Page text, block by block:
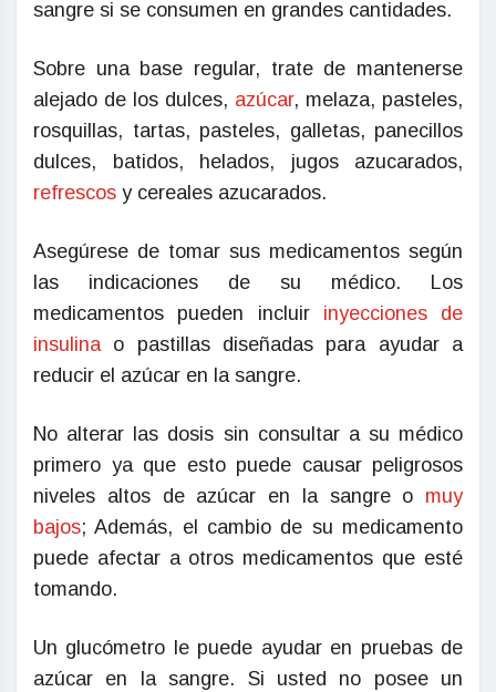
sangre si se consumen en grandes cantidades.
Sobre una base regular, trate de mantenerse
alejado de los dulces, azúcar, melaza, pasteles,
rosquillas, tartas, pasteles, galletas, panecillos
dulces, batidos, helados, jugos azucarados,
refrescos y cereales azucarados.
Asegúrese de tomar sus medicamentos según
las indicaciones de su médico. Los
medicamentos pueden incluir inyecciones de
insulinao pastillas diseñadas para ayudar a
reducir el azúcar en la sangre.
No alterar las dosis sin consultar a su médico
primero ya que esto puede causar peligrosos
niveles altos de azúcar en la sangre o muy
bajos; Además, el cambio de su medicamento
puede afectar a otros medicamentos que esté
tomando.
Un glucómetro le puede ayudar en pruebas de
azúcar en la sangre. Si usted no posee un